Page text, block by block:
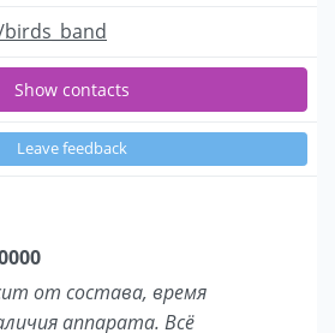
Show contacts
Leave feedback
от состава, время
аппарата. Всё